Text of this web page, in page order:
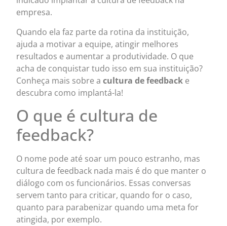
empresa.
Quando ela faz parte da rotina da instituição,
ajuda a motivar a equipe, atingir melhores
resultados e aumentar a produtividade. O que
acha de conquistar tudo isso em sua instituição?
Conheça mais sobre acultura de feedback e
descubra como implantá-la!
O que é cultura de
feedback?
O nome pode até soar um pouco estranho, mas
cultura de feedback nada mais é do que manter o
diálogo com os funcionários. Essas conversas
servem tanto para criticar, quando for o caso,
quanto para parabenizar quando uma meta for
atingida, por exemplo.